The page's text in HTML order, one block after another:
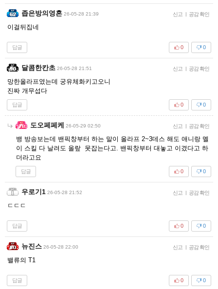
좁은방의영혼 26-05-28 21:39 신고 | 공감 확인
이걸뒤집네
답글 0
0
달콤한칸초 26-05-28 21:51 신고 | 공감 확인
망한올라프였는데 궁유체화키고오니
진짜 개무섭다
답글 0
0
도오페페케 26-05-29 02:50 신고 | 공감 확인
뱅 방송보는데 밴픽창부터 하는 말이 올라프 2~3데스 해도 애니랑 멜
이 스킬 다 날려도 올랖 못잡는다고. 밴픽창부터 대놓고 이겼다고 하
더라고요
답글 0
0
우로기1 26-05-28 21:52 신고 | 공감 확인
ㄷㄷㄷ
답글 0
0
뉴진스 26-05-28 22:00 신고 | 공감 확인
밸류의 T1
답글 0
0